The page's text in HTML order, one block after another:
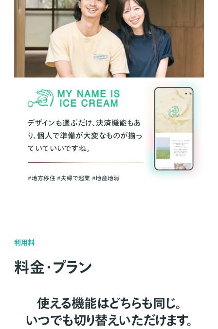
デザインも選ぶだけ、決済機能もあ
り、個人で準備が大変なものが揃っ
ていていいですね。
#地方移住 #夫婦で起業 #地産地消
利用料
料金・プラン
使える機能はどちらも同じ。
いつでも切り替えいただけます。